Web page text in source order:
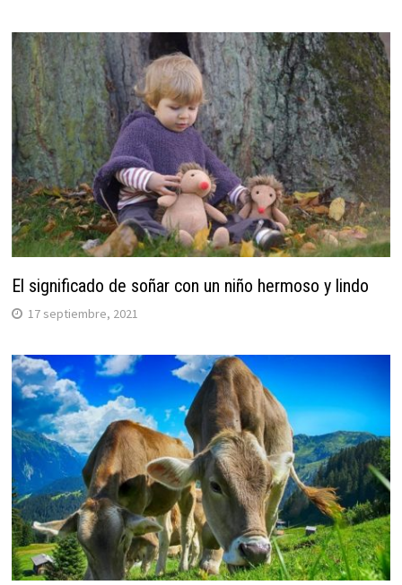
El significado de soñar con un niño hermoso y lindo
17 septiembre, 2021